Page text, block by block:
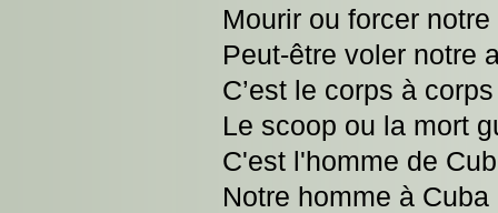
Mourir ou forcer
Peut-être voler notre
C’est le corps à corps
Le scoop ou la mort
C'est l'homme de
Notre homme à Cuba